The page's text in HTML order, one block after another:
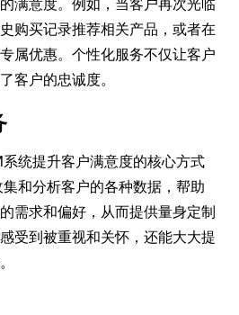
满意度。例如，当客户再次光临
购买记录推荐相关产品，或者在
属优惠。个性化服务不仅让客户
客户的忠诚度。
统提升客户满意度的核心方式
和分析客户的各种数据，帮助
需求和偏好，从而提供量身定制
受到被重视和关怀，还能大大提